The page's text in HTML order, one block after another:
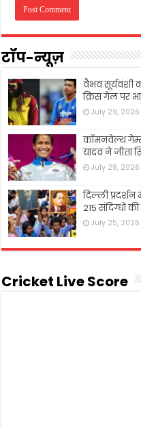
टॉप-न्यूज़
वैभव सूर्यवंशी
क्रिस गेल पर
July 29, 2026
कॉमनवेल्थ गेम्स
यादव ने जीता
July 28, 2026
दिल्ली
215 संदिग्धों
July 25, 2026
Cricket Live Score